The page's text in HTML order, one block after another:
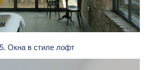
Окна в стиле лофт